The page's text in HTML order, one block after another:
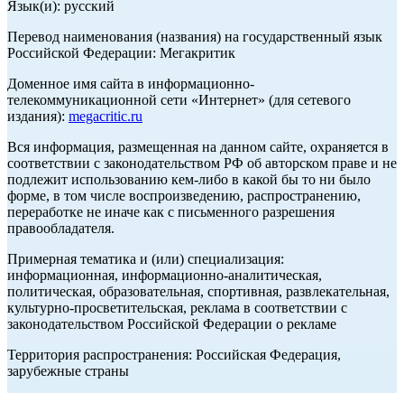
Язык(и): русский
Перевод наименования (названия) на государственный язык
Российской Федерации: Мегакритик
Доменное имя сайта в информационно-
телекоммуникационной сети «Интернет» (для сетевого
издания): megacritic.ru
Вся информация, размещенная на данном сайте, охраняется в
соответствии с законодательством РФ об авторском праве и не
подлежит использованию кем-либо в какой бы то ни было
форме, в том числе воспроизведению, распространению,
переработке не иначе как с письменного разрешения
правообладателя.
Примерная тематика и (или) специализация:
информационная, информационно-аналитическая,
политическая, образовательная, спортивная, развлекательная,
культурно-просветительская, реклама в соответствии с
законодательством Российской Федерации о рекламе
Территория распространения: Российская Федерация,
зарубежные страны